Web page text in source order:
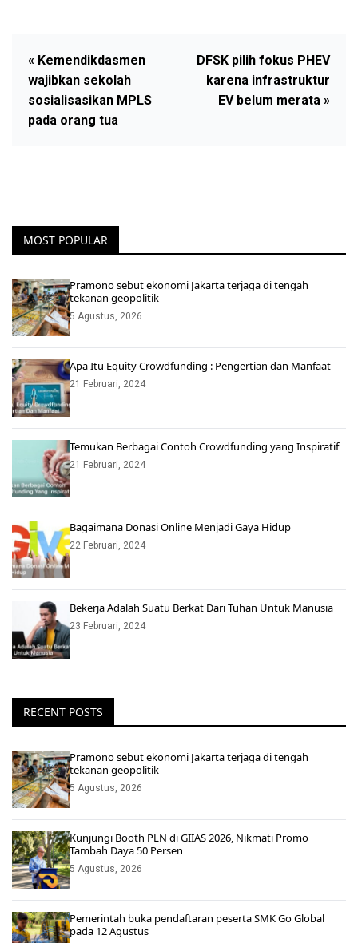
« Kemendikdasmen
wajibkan sekolah
sosialisasikan MPLS
pada orang tua
DFSK pilih fokus PHEV
karena infrastruktur
EV belum merata »
MOST POPULAR
Pramono sebut ekonomi Jakarta terjaga di tengah
tekanan geopolitik
5 Agustus, 2026
Apa Itu Equity Crowdfunding : Pengertian dan Manfaat
21 Februari, 2024
Temukan Berbagai Contoh Crowdfunding yang Inspiratif
21 Februari, 2024
Bagaimana Donasi Online Menjadi Gaya Hidup
22 Februari, 2024
Bekerja Adalah Suatu Berkat Dari Tuhan Untuk Manusia
23 Februari, 2024
RECENT POSTS
Pramono sebut ekonomi Jakarta terjaga di tengah
tekanan geopolitik
5 Agustus, 2026
Kunjungi Booth PLN di GIIAS 2026, Nikmati Promo
Tambah Daya 50 Persen
5 Agustus, 2026
Pemerintah buka pendaftaran peserta SMK Go Global
pada 12 Agustus